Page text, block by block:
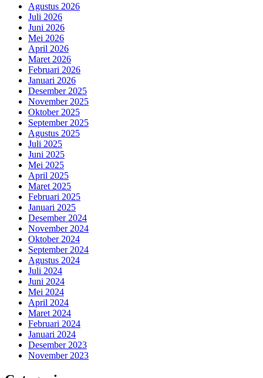
Agustus 2026
Juli 2026
Juni 2026
Mei 2026
April 2026
Maret 2026
Februari 2026
Januari 2026
Desember 2025
November 2025
Oktober 2025
September 2025
Agustus 2025
Juli 2025
Juni 2025
Mei 2025
April 2025
Maret 2025
Februari 2025
Januari 2025
Desember 2024
November 2024
Oktober 2024
September 2024
Agustus 2024
Juli 2024
Juni 2024
Mei 2024
April 2024
Maret 2024
Februari 2024
Januari 2024
Desember 2023
November 2023